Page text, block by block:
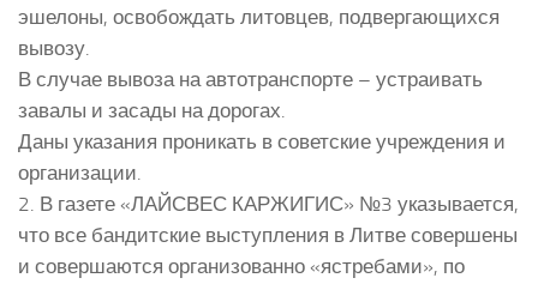
эшелоны, освобождать литовцев, подвергающихся
вывозу.
В случае вывоза на автотранспорте – устраивать
завалы и засады на дорогах.
Даны указания проникать в советские учреждения и
организации.
2. В газете «ЛАЙСВЕС КАРЖИГИС» №3 указывается,
что все бандитские выступления в Литве совершены
и совершаются организованно «ястребами», по